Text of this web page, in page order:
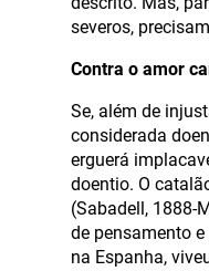
severos,
Contra o amor
Se, além de
considerada
erguerá
doentio. O
(Sabadell, 1888-
de pensamento
na Espanha,